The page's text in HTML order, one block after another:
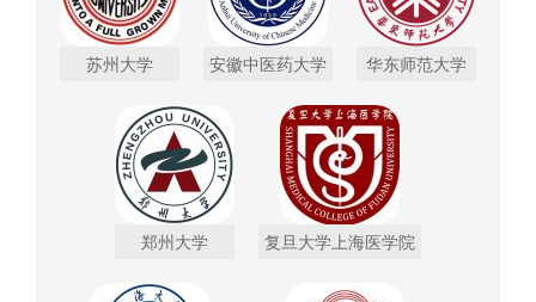
苏州大学 安徽中医药大学 华东师范大学
郑州大学 复旦大学上海医学院